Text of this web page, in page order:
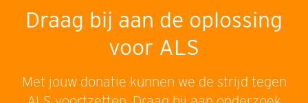
Draag bij aan de oplossing
voor ALS
Met jouw donatie kunnen we de strijd tegen